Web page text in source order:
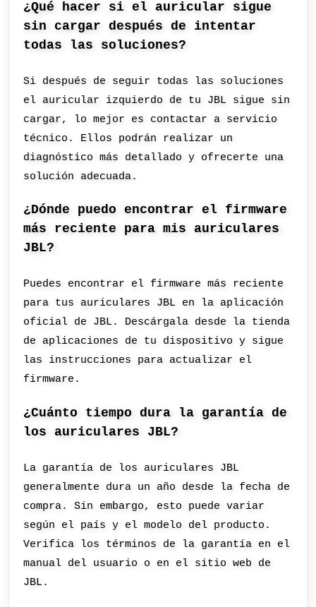
¿Qué hacer si el auricular sigue
sin cargar después de intentar
todas las soluciones?
Si después de seguir todas las soluciones
el auricular izquierdo de tu JBL sigue sin
cargar, lo mejor es contactar a servicio
técnico. Ellos podrán realizar un
diagnóstico más detallado y ofrecerte una
solución adecuada.
¿Dónde puedo encontrar el firmware
más reciente para mis auriculares
JBL?
Puedes encontrar el firmware más reciente
para tus auriculares JBL en la aplicación
oficial de JBL. Descárgala desde la tienda
de aplicaciones de tu dispositivo y sigue
las instrucciones para actualizar el
firmware.
¿Cuánto tiempo dura la garantía de
los auriculares JBL?
La garantía de los auriculares JBL
generalmente dura un año desde la fecha de
compra. Sin embargo, esto puede variar
según el país y el modelo del producto.
Verifica los términos de la garantía en el
manual del usuario o en el sitio web de
JBL.